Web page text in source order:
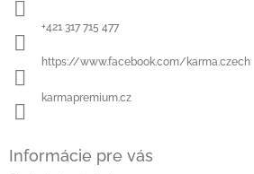
+421 317 715 477
https://www.facebook.com/karma.czech
karmapremium.cz
Informácie pre vás